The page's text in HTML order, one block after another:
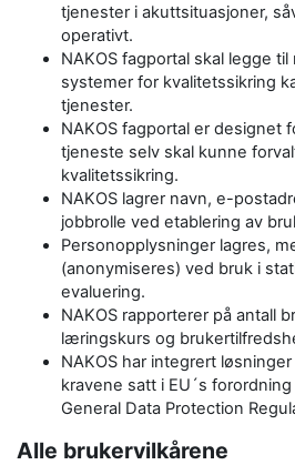
tjenester i akuttsituasjoner,
operativt.
NAKOS fagportal skal legge
systemer for kvalitetssikring
tjenester.
NAKOS fagportal er designet
tjeneste selv skal kunne
kvalitetssikring.
NAKOS lagrer navn, e-
jobbrolle ved etablering av
Personopplysninger lagres,
(anonymiseres) ved bruk i
evaluering.
NAKOS rapporterer på antall
læringskurs og
NAKOS har integrert
kravene satt i EU´s
General Data Protection
Alle brukervilkårene